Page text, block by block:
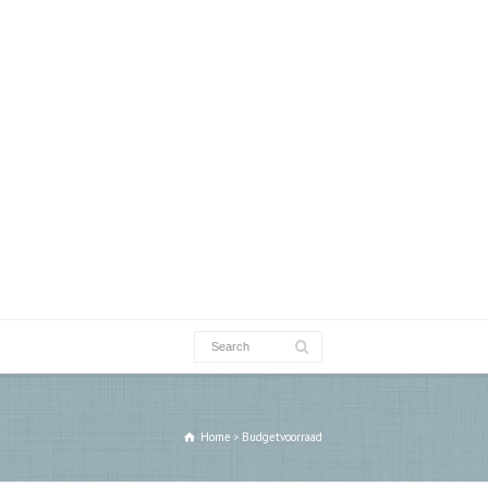
Home Budgetvoorraad